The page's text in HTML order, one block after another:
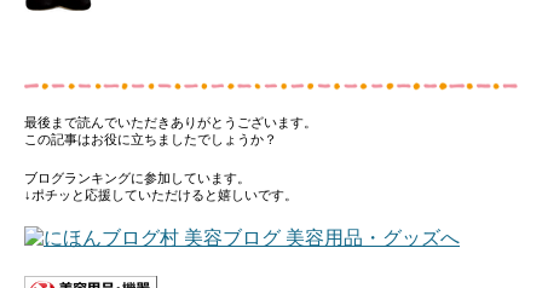
最後まで読んでいただきありがとうございます。
この記事はお役に立ちましたでしょうか？
ブログランキングに参加しています。
↓ポチッと応援していただけると嬉しいです。